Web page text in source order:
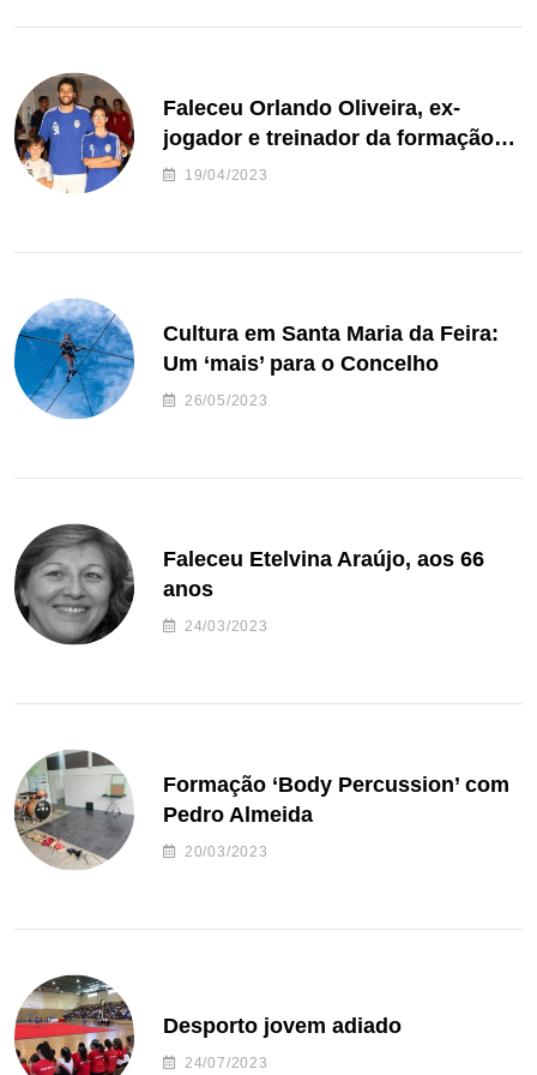
Faleceu Orlando Oliveira, ex-
jogador e treinador da formação
de andebol do Feirense
19/04/2023
Cultura em Santa Maria da Feira:
Um ‘mais’ para o Concelho
26/05/2023
Faleceu Etelvina Araújo, aos 66
anos
24/03/2023
Formação ‘Body Percussion’ com
Pedro Almeida
20/03/2023
Desporto jovem adiado
24/07/2023